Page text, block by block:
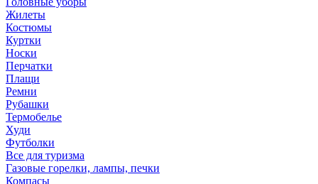
Жилеты
Костюмы
Куртки
Носки
Перчатки
Плащи
Ремни
Рубашки
Термобелье
Худи
Футболки
Все для туризма
Газовые горелки, лампы, печки
Компасы